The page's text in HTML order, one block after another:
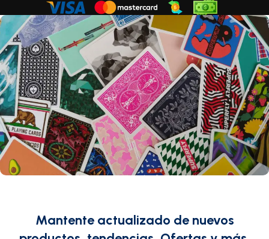
Mantente actualizado de nuevos